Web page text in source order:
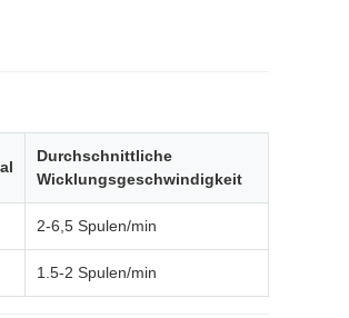
Durchschnittliche
Wicklungsgeschwindigkeit
2-6,5 Spulen/min
1.5-2 Spulen/min